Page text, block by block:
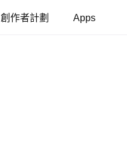
創作者計劃 Apps